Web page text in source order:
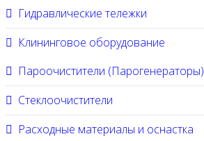
Гидравлические тележки
Клининговое оборудование
Пароочистители (Парогенераторы)
Стеклоочистители
Расходные материалы и оснастка